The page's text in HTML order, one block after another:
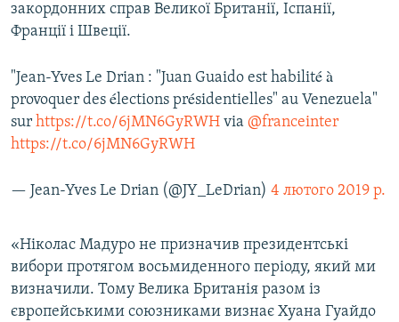
закордонних справ Великої Британії, Іспанії,
Франції і Швеції.
"Jean-Yves Le Drian : "Juan Guaido est habilité à
provoquer des élections présidentielles" au Venezuela"
sur https://t.co/6jMN6GyRWH via @franceinter
https://t.co/6jMN6GyRWH
— Jean-Yves Le Drian (@JY_LeDrian) 4 лютого 2019 р.
«Ніколас Мадуро не призначив президентські
вибори протягом восьмиденного періоду, який ми
визначили. Тому Велика Британія разом із
європейськими союзниками визнає Хуана Гуайдо